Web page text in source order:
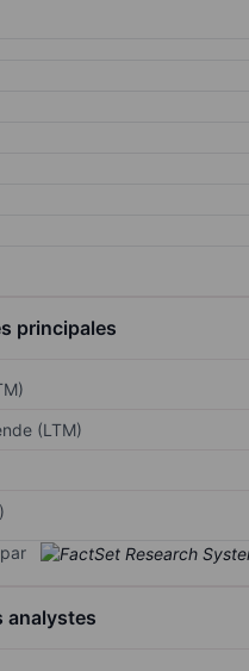
principales
(LTM)
analystes